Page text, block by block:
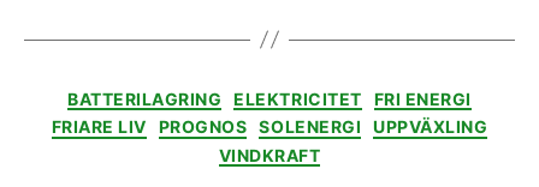
Kategorier
BATTERILAGRING ELEKTRICITET
FRI ENERGI
FRIARE LIV
PROGNOS SOLENERGI
UPPVÄXLING
VINDKRAFT